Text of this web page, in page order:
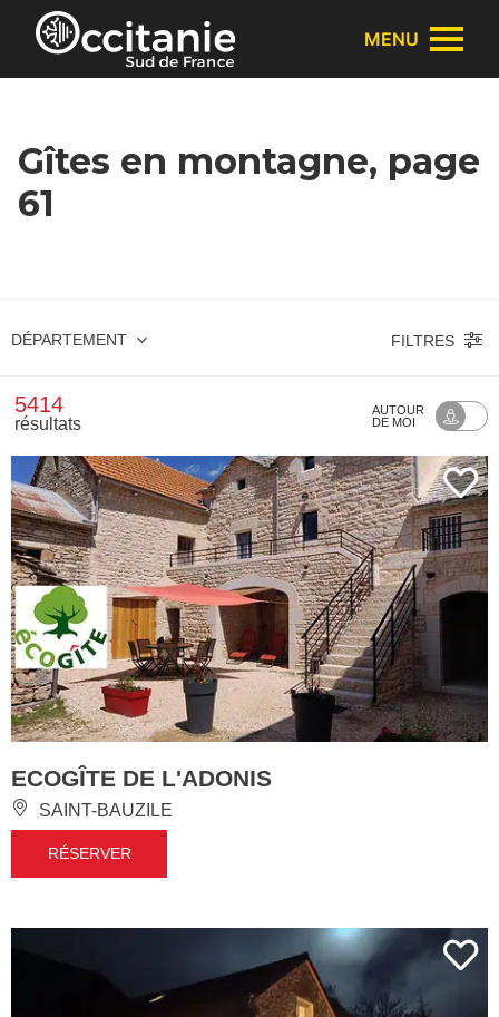
Panneau de gestion des cookies
MENU
Gîtes en montagne, page
61
DÉPARTEMENT FILTRES
5414
résultats
AUTOUR
DE MOI
ECOGÎTE DE L'ADONIS
SAINT-BAUZILE
RÉSERVER